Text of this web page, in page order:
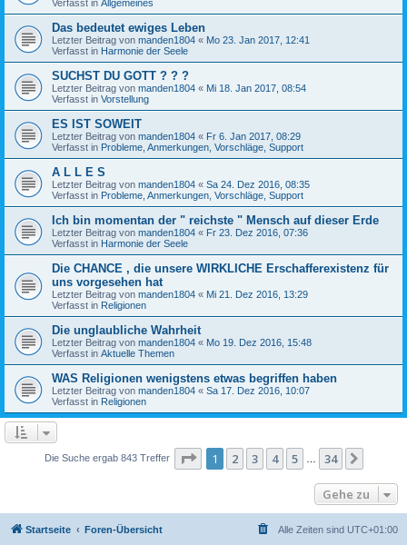
Verfasst in Allgemeines
Das bedeutet ewiges Leben
Letzter Beitrag von manden1804 « Mo 23. Jan 2017, 12:41
Verfasst in Harmonie der Seele
SUCHST DU GOTT ? ? ?
Letzter Beitrag von manden1804 « Mi 18. Jan 2017, 08:54
Verfasst in Vorstellung
ES IST SOWEIT
Letzter Beitrag von manden1804 « Fr 6. Jan 2017, 08:29
Verfasst in Probleme, Anmerkungen, Vorschläge, Support
A L L E S
Letzter Beitrag von manden1804 « Sa 24. Dez 2016, 08:35
Verfasst in Probleme, Anmerkungen, Vorschläge, Support
Ich bin momentan der " reichste " Mensch auf dieser Erde
Letzter Beitrag von manden1804 « Fr 23. Dez 2016, 07:36
Verfasst in Harmonie der Seele
Die CHANCE , die unsere WIRKLICHE Erschafferexistenz für
uns vorgesehen hat
Letzter Beitrag von manden1804 « Mi 21. Dez 2016, 13:29
Verfasst in Religionen
Die unglaubliche Wahrheit
Letzter Beitrag von manden1804 « Mo 19. Dez 2016, 15:48
Verfasst in Aktuelle Themen
WAS Religionen wenigstens etwas begriffen haben
Letzter Beitrag von manden1804 « Sa 17. Dez 2016, 10:07
Verfasst in Religionen
Die Suche ergab 843 Treffer Seite 1von 34
1 2 3 4 5 34
Gehe zu
Startseite Foren-Übersicht Alle Zeiten sind UTC+01:00